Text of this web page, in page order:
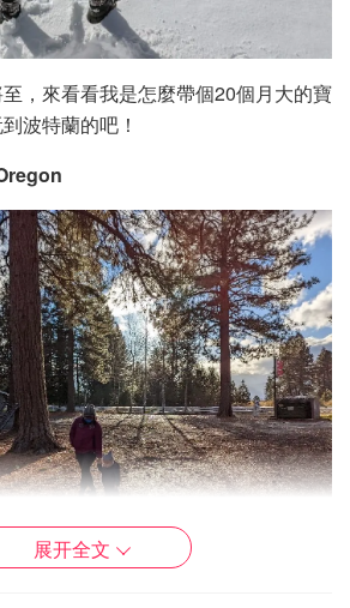
，來看看我是怎麼帶個20個月大的寶
波特蘭的吧！
展开全文